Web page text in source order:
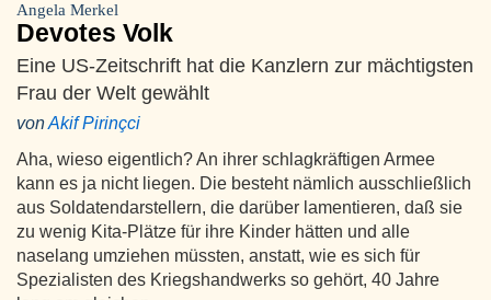
Angela Merkel
Devotes Volk
Eine US-Zeitschrift hat die Kanzlern zur mächtigsten
Frau der Welt gewählt
vonAkif Pirinçci
Aha, wieso eigentlich? An ihrer schlagkräftigen Armee
kann es ja nicht liegen. Die besteht nämlich ausschließlich
aus Soldatendarstellern, die darüber lamentieren, daß sie
zu wenig Kita-Plätze für ihre Kinder hätten und alle
naselang umziehen müssten, anstatt, wie es sich für
Spezialisten des Kriegshandwerks so gehört, 40 Jahre